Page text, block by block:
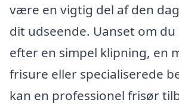
være en vigtig del af den
dit udseende. Uanset om
efter en simpel klipning, en
frisure eller specialiserede
kan en professionel frisør